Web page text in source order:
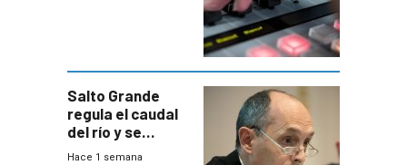
Salto Grande
regula el caudal
del río y se
prepara para un
Hace 1 semana